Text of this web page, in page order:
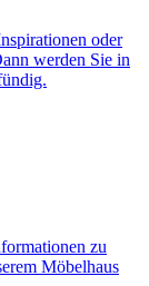
oder
werden Sie in
zu
Möbelhaus